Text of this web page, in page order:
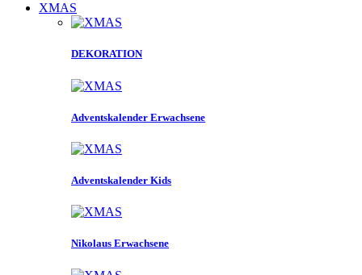
XMAS
DEKORATION
Adventskalender Erwachsene
Adventskalender Kids
Nikolaus Erwachsene